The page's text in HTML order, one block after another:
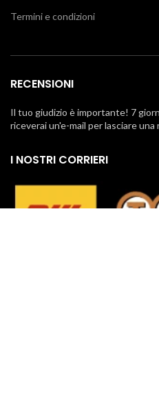
Termini e condizioni
RECENSIONI
Il tuo giudizio è importante! 7
riceverai un'e-mail per lasciare una
I NOSTRI CORRIERI